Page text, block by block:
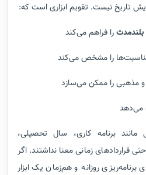
تاریخ نیست. تقویم ابزاری است که:
بلندمدترا فراهم می‌کند
را مشخص می‌کند
مذهبی را ممکن می‌سازد
می‌دهد
برنامه کاری، سال تحصیلی،
زمانی معنا نداشتند. اگر
برنامه‌ریزی روزانه و هم‌زمان یک ابزار